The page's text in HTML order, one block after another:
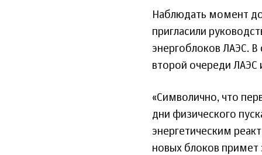
Наблюдать момент
пригласили
энергоблоков ЛАЭС.
второй очереди ЛАЭС
«Символично, что
дни физического
энергетическим
новых блоков примет